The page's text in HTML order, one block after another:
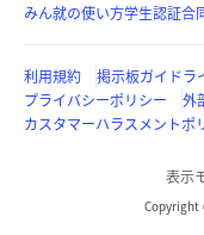
みん就の使い方学生認証合
利用規約 掲示板ガイドラ
プライバシーポリシー
外
カスタマーハラスメントポ
表示
Copyright